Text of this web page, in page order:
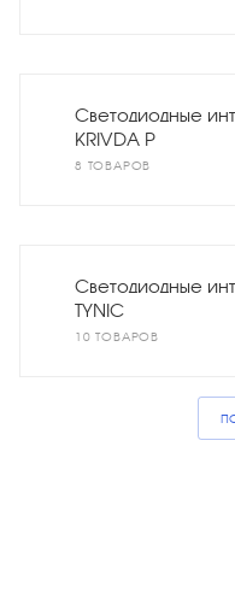
Светодиодные
KRIVDA P
8 ТОВАРОВ
Светодиодные
TYNIC
10 ТОВАРОВ